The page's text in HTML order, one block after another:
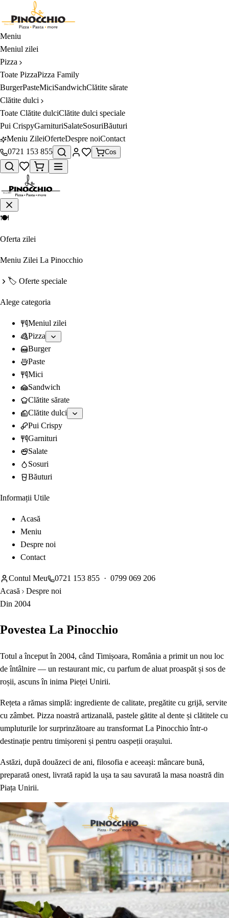
Meniu
Meniul zilei
Pizza
Toate PizzaPizza Family
BurgerPasteMiciSandwichClătite sărate
Clătite dulci
Toate Clătite dulciClătite dulci speciale
Pui CrispyGarnituriSalateSosuriBăuturi
Meniu ZileiOferteDespre noiContact
0721 153 855
Cos
🍽️
Oferta zilei
Meniu Zilei La Pinocchio
🏷️ Oferte speciale
Alege categoria
Meniul zilei
Pizza
Burger
Paste
Mici
Sandwich
Clătite sărate
Clătite dulci
Pui Crispy
Garnituri
Salate
Sosuri
Băuturi
Informații Utile
Acasă
Meniu
Despre noi
Contact
Contul Meu 0721 153 855 · 0799 069 206
Acasă
Despre noi
Din 2004
Povestea La Pinocchio
Totul a început în 2004, când Timișoara, România a primit un nou loc
de întâlnire — un restaurant mic, cu parfum de aluat proaspăt și sos de
roșii, ascuns în inima Pieței Unirii.
Rețeta a rămas simplă: ingrediente de calitate, pregătite cu grijă, servite
cu zâmbet. Pizza noastră artizanală, pastele gătite al dente și clătitele cu
umpluturile lor surprinzătoare au transformat La Pinocchio într-o
destinație pentru timișoreni și pentru oaspeții orașului.
Astăzi, după douăzeci de ani, filosofia e aceeași: mâncare bună,
preparată onest, livrată rapid la ușa ta sau savurată la masa noastră din
Piața Unirii.